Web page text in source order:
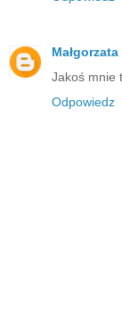
Jakoś mnie
Odpowiedz